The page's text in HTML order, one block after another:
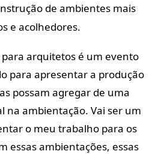
de ambientes mais
e acolhedores.
para arquitetos é um evento
para apresentar a produção
possam agregar de uma
ambientação. Vai ser um
o meu trabalho para os
essas ambientações, essas